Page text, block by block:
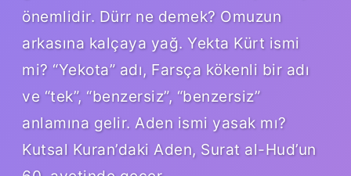
önemlidir. Dürr ne demek? Omuzun
arkasına kalçaya yağ. Yekta Kürt ismi
mi? “Yekota” adı, Farsça kökenli bir adı
ve “tek”, “benzersiz”, “benzersiz”
anlamına gelir. Aden ismi yasak mı?
Kutsal Kuran’daki Aden, Surat al-Hud’un